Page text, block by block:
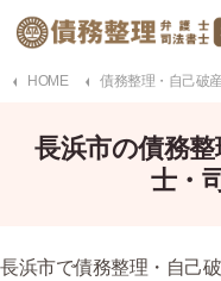
HOME 債務整理・自己破
長浜市の債務
士・
長浜市で債務整理・自己